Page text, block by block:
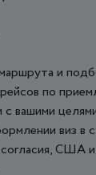
и
по
с вашими
виз в
США